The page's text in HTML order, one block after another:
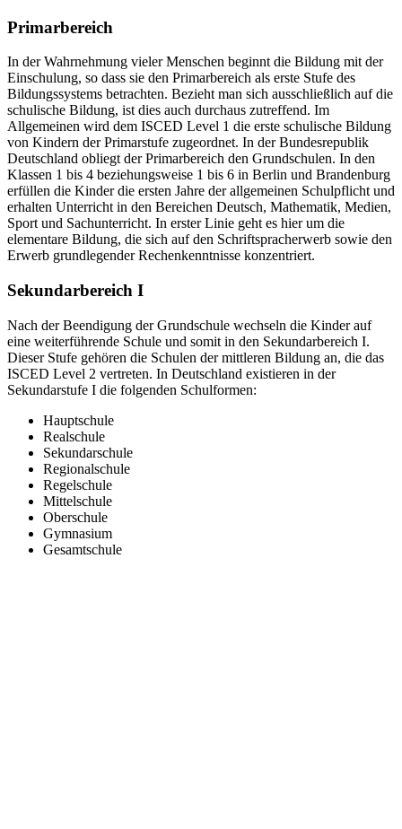
Primarbereich
In der Wahrnehmung vieler Menschen beginnt die Bildung mit der
Einschulung, so dass sie den Primarbereich als erste Stufe des
Bildungssystems betrachten. Bezieht man sich ausschließlich auf die
schulische Bildung, ist dies auch durchaus zutreffend. Im
Allgemeinen wird dem ISCED Level 1 die erste schulische Bildung
von Kindern der Primarstufe zugeordnet. In der Bundesrepublik
Deutschland obliegt der Primarbereich den Grundschulen. In den
Klassen 1 bis 4 beziehungsweise 1 bis 6 in Berlin und Brandenburg
erfüllen die Kinder die ersten Jahre der allgemeinen Schulpflicht und
erhalten Unterricht in den Bereichen Deutsch, Mathematik, Medien,
Sport und Sachunterricht. In erster Linie geht es hier um die
elementare Bildung, die sich auf den Schriftspracherwerb sowie den
Erwerb grundlegender Rechenkenntnisse konzentriert.
Sekundarbereich I
Nach der Beendigung der Grundschule wechseln die Kinder auf
eine weiterführende Schule und somit in den Sekundarbereich I.
Dieser Stufe gehören die Schulen der mittleren Bildung an, die das
ISCED Level 2 vertreten. In Deutschland existieren in der
Sekundarstufe I die folgenden Schulformen:
Hauptschule
Realschule
Sekundarschule
Regionalschule
Regelschule
Mittelschule
Oberschule
Gymnasium
Gesamtschule